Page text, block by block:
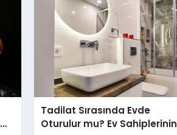
Tadilat Sırasında Evde
Oturulur mu? Ev Sahiplerinin